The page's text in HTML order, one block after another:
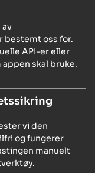
av
bestemt oss for.
API-er eller
skal bruke.
vi den
og fungerer
manuelt